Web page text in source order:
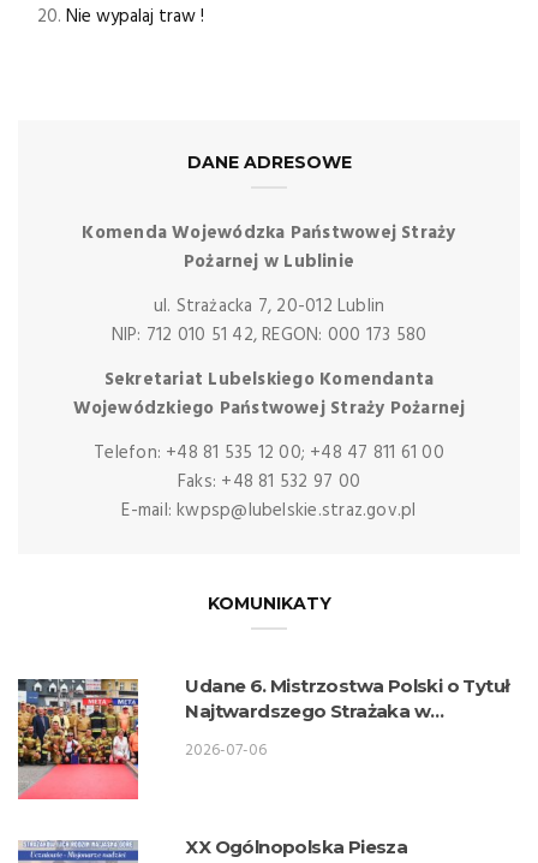
Nie wypalaj traw !
DANE ADRESOWE
Komenda Wojewódzka Państwowej Straży
Pożarnej w Lublinie
ul. Strażacka 7, 20-012 Lublin
NIP: 712 010 51 42, REGON: 000 173 580
Sekretariat Lubelskiego Komendanta
Wojewódzkiego Państwowej Straży Pożarnej
Telefon: +48 81 535 12 00; +48 47 811 61 00
Faks: +48 81 532 97 00
E-mail: kwpsp@lubelskie.straz.gov.pl
KOMUNIKATY
Udane 6. Mistrzostwa Polski o Tytuł
Najtwardszego Strażaka w
2026-07-06
XX Ogólnopolska Piesza